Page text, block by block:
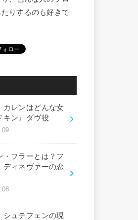
りするのも好きで
カレンはどんな女
キン』ダヴ役
・フラーとは？フ
ディネヴァーの恋
シュテフェンの現